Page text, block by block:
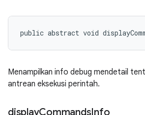
public abstract void
Menampilkan info debug mendetail
antrean eksekusi perintah.
displayCommandsInfo